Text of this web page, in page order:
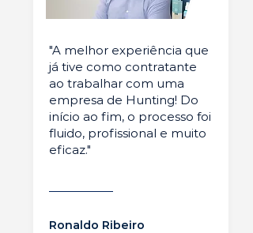
"A melhor experiência que
já tive como contratante
ao trabalhar com uma
empresa de Hunting! Do
início ao fim, o processo foi
fluido, profissional e muito
eficaz."
Ronaldo Ribeiro